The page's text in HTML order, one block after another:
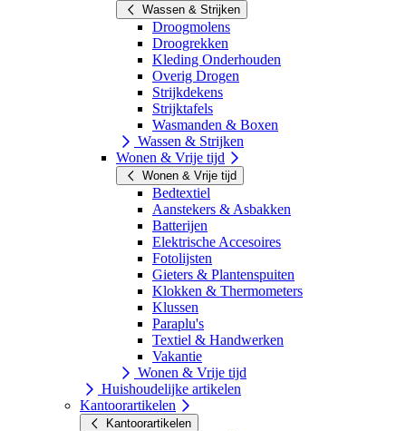
Wassen & Strijken
Droogmolens
Droogrekken
Kleding Onderhouden
Overig Drogen
Strijkdekens
Strijktafels
Wasmanden & Boxen
Wassen & Strijken
Wonen & Vrije tijd
Wonen & Vrije tijd
Bedtextiel
Aanstekers & Asbakken
Batterijen
Elektrische Accesoires
Fotolijsten
Gieters & Plantenspuiten
Klokken & Thermometers
Klussen
Paraplu's
Textiel & Handwerken
Vakantie
Wonen & Vrije tijd
Huishoudelijke artikelen
Kantoorartikelen
Kantoorartikelen